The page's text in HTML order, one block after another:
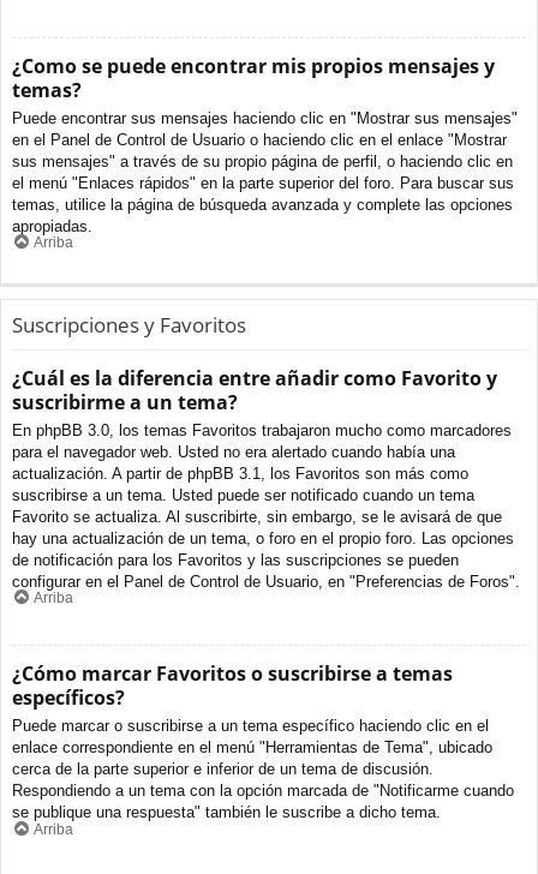
¿Como se puede encontrar mis propios mensajes y
temas?
Puede encontrar sus mensajes haciendo clic en "Mostrar sus mensajes"
en el Panel de Control de Usuario o haciendo clic en el enlace "Mostrar
sus mensajes" a través de su propio página de perfil, o haciendo clic en
el menú "Enlaces rápidos" en la parte superior del foro. Para buscar sus
temas, utilice la página de búsqueda avanzada y complete las opciones
apropiadas.
Arriba
Suscripciones y Favoritos
¿Cuál es la diferencia entre añadir como Favorito y
suscribirme a un tema?
En phpBB 3.0, los temas Favoritos trabajaron mucho como marcadores
para el navegador web. Usted no era alertado cuando había una
actualización. A partir de phpBB 3.1, los Favoritos son más como
suscribirse a un tema. Usted puede ser notificado cuando un tema
Favorito se actualiza. Al suscribirte, sin embargo, se le avisará de que
hay una actualización de un tema, o foro en el propio foro. Las opciones
de notificación para los Favoritos y las suscripciones se pueden
configurar en el Panel de Control de Usuario, en "Preferencias de Foros".
Arriba
¿Cómo marcar Favoritos o suscribirse a temas
específicos?
Puede marcar o suscribirse a un tema específico haciendo clic en el
enlace correspondiente en el menú "Herramientas de Tema", ubicado
cerca de la parte superior e inferior de un tema de discusión.
Respondiendo a un tema con la opción marcada de "Notificarme cuando
se publique una respuesta" también le suscribe a dicho tema.
Arriba